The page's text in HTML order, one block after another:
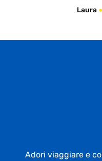
Laura
Adori viaggiare e